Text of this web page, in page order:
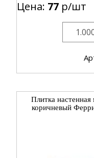
Цена: 77р/шт
Плитка
коричневый